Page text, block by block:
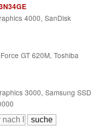
4000, SanDisk
GT 620M, Toshiba
3000, Samsung SSD